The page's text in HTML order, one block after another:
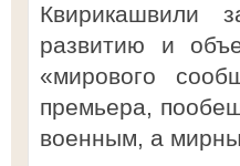
Квирикашвили
развитию и
«мирового
премьера,
военным, а